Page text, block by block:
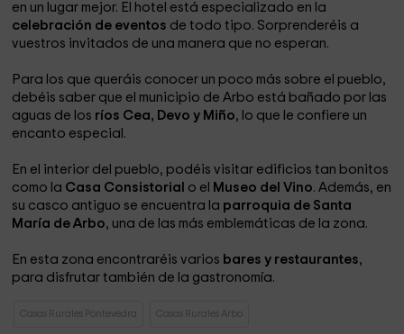
en un lugar mejor. El hotel está especializado en la
celebración de eventos de todo tipo. Sorprenderéis a
vuestros invitados de una manera que no esperan.
Para los que queráis conocer un poco más sobre el pueblo,
debéis saber que el municipio de Arbo está bañado por las
aguas de los ríos Cea, Devo y Miño, lo que le confiere un
encanto especial.
En el interior del pueblo, podéis visitar edificios tan bonitos
como la Casa Consistorial o el Museo del Vino. Además, en
su casco antiguo se encuentra la parroquia de Santa
María de Arbo, una de las más emblemáticas de la zona.
En esta zona encontraréis varios bares y restaurantes,
para disfrutar también de la gastronomía.
Casas Rurales Pontevedra Casas Rurales Arbo